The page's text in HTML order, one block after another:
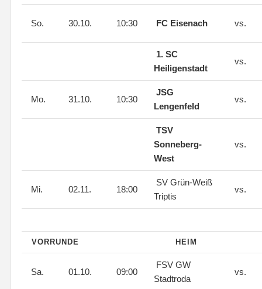
So. 30.10. 10:30 FC Eisenach vs.
1. SC
Heiligenstadt
vs.
Mo. 31.10. 10:30
JSG
Lengenfeld
vs.
TSV
Sonneberg-
West
vs.
Mi. 02.11. 18:00
SV Grün-Weiß
Triptis
vs.
VORRUNDE HEIM
Sa. 01.10. 09:00
FSV GW
Stadtroda
vs.